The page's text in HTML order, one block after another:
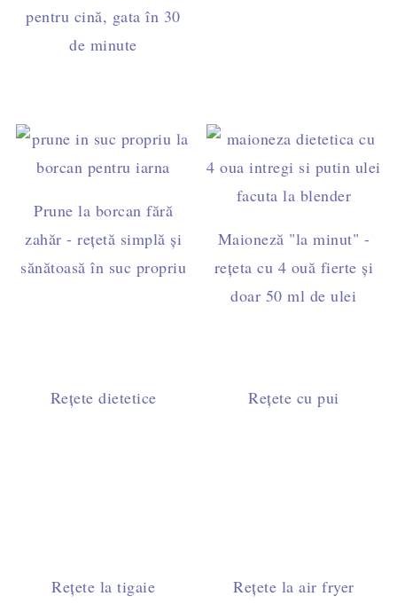
pentru cină, gata în 30
de minute
Prune la borcan fără
zahăr - rețetă simplă și
sănătoasă în suc propriu
Maioneză "la minut" -
rețeta cu 4 ouă fierte și
doar 50 ml de ulei
Rețete dietetice Rețete cu pui
Rețete la tigaie Rețete la air fryer